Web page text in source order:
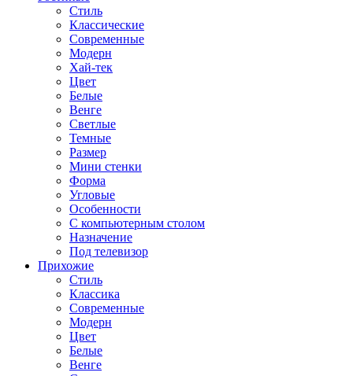
Стиль
Классические
Современные
Модерн
Хай-тек
Цвет
Белые
Венге
Светлые
Темные
Размер
Мини стенки
Форма
Угловые
Особенности
С компьютерным столом
Назначение
Под телевизор
Прихожие
Стиль
Классика
Современные
Модерн
Цвет
Белые
Венге